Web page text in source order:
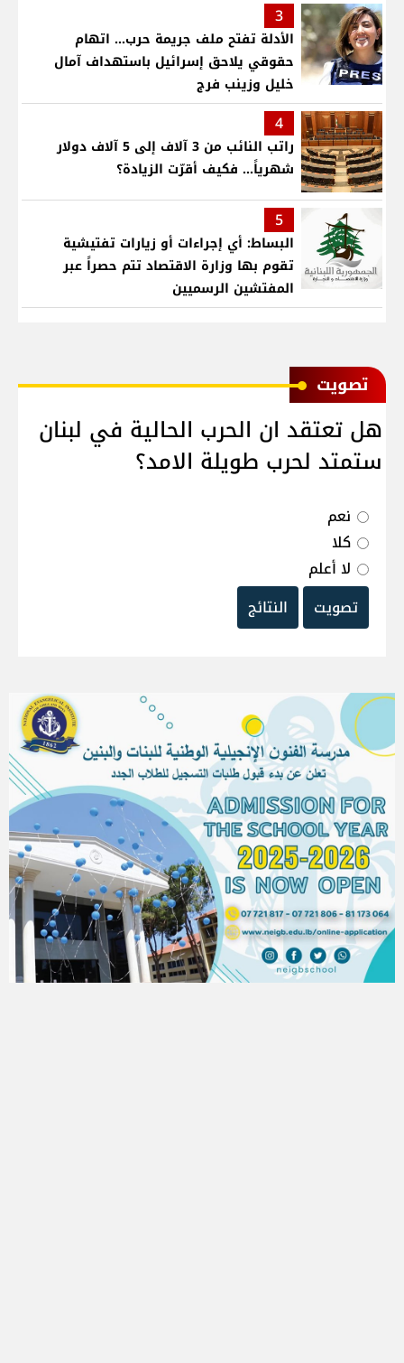
3
الأدلة تفتح ملف جريمة حرب... اتهام
حقوقي يلاحق إسرائيل باستهداف آمال
خليل وزينب فرج
4
راتب النائب من 3 آلاف إلى 5 آلاف دولار
شهرياً... فكيف أقرّت الزيادة؟
5
البساط: أي إجراءات أو زيارات تفتيشية
تقوم بها وزارة الاقتصاد تتم حصراً عبر
المفتشين الرسميين
ﺗﺼﻮﻳﺖ
هل تعتقد ان الحرب الحالية في لبنان
ستمتد لحرب طويلة الامد؟
نعم
كلا
لا أعلم
تصويت
النتائج